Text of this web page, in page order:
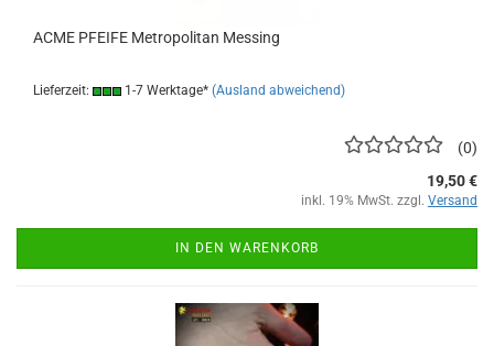
ACME PFEIFE Metropolitan Messing
Lieferzeit: 1-7 Werktage* (Ausland abweichend)
0
19,50 €
inkl. 19% MwSt. zzgl. Versand
IN DEN WARENKORB